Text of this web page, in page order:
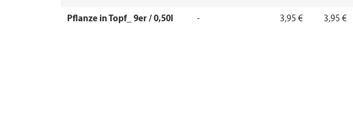
Pflanze in Topf_ 9er / 0,50l - 3,95 € 3,95 €